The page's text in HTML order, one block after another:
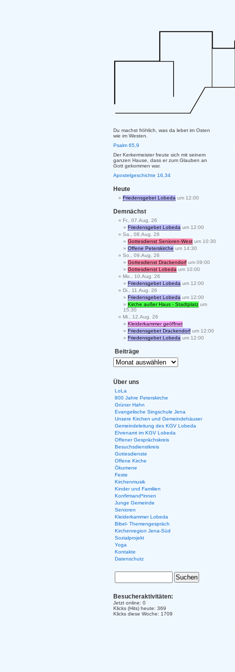
Du machst fröhlich, was da lebet im Osten
wie im Westen.
Psalm 65,9
Der Kerkermeister freute sich mit seinem
ganzen Hause, dass er zum Glauben an
Gott gekommen war.
Apostelgeschichte 16,34
Heute
Friedensgebet Lobeda um 12:00
Demnächst
Fr., 07.Aug. 26
Friedensgebet Lobeda um 12:00
Sa., 08.Aug. 26
Gottesdienst Senioren-West um 10:30
Offene Peterskirche um 14:30
So., 09.Aug. 26
Gottesdienst Drackendorf um 09:00
Gottesdienst Lobeda um 10:00
Mo., 10.Aug. 26
Friedensgebet Lobeda um 12:00
Di., 11.Aug. 26
Friedensgebet Lobeda um 12:00
Kirche außer Haus - Stadtplatz um
15:30
Mi., 12.Aug. 26
Kleiderkammer geöffnet
Friedensgebet Drackendorf um 12:00
Friedensgebet Lobeda um 12:00
Beiträge
Über uns
LoLa
800 Jahre Peterskirche
Grüner Hahn
Evangelische Singschule Jena
Unsere Kirchen und Gemeindehäuser
Gemeindeleitung des KGV Lobeda
Ehrenamt im KGV Lobeda
Offener Gesprächskreis
Besuchsdienstkreis
Gottesdienste
Offene Kirche
Ökumene
Feste
Kirchenmusik
Kinder und Familien
Konfirmand*innen
Junge Gemeinde
Senioren
Kleiderkammer Lobeda
Bibel- Themengespräch
Kirchenregion Jena-Süd
Sozialprojekt
Yoga
Kontakte
Datenschutz
Besucheraktivitäten:
Jetzt online: 0
Klicks (Hits) heute: 369
Klicks diese Woche: 1709